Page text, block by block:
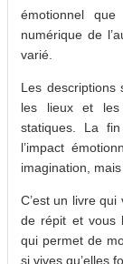
émotionnel
numérique de
varié.
Les descriptions
les lieux et les
statiques. La
l’impact
imagination,
C’est un livre
de répit et vous
qui permet de
si vives qu’elles